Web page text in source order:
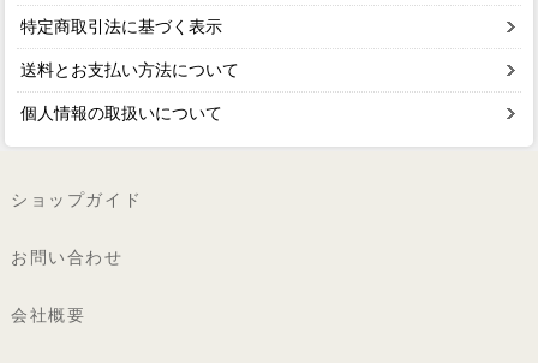
特定商取引法に基づく表示
送料とお支払い方法について
個人情報の取扱いについて
ショップガイド
お問い合わせ
会社概要